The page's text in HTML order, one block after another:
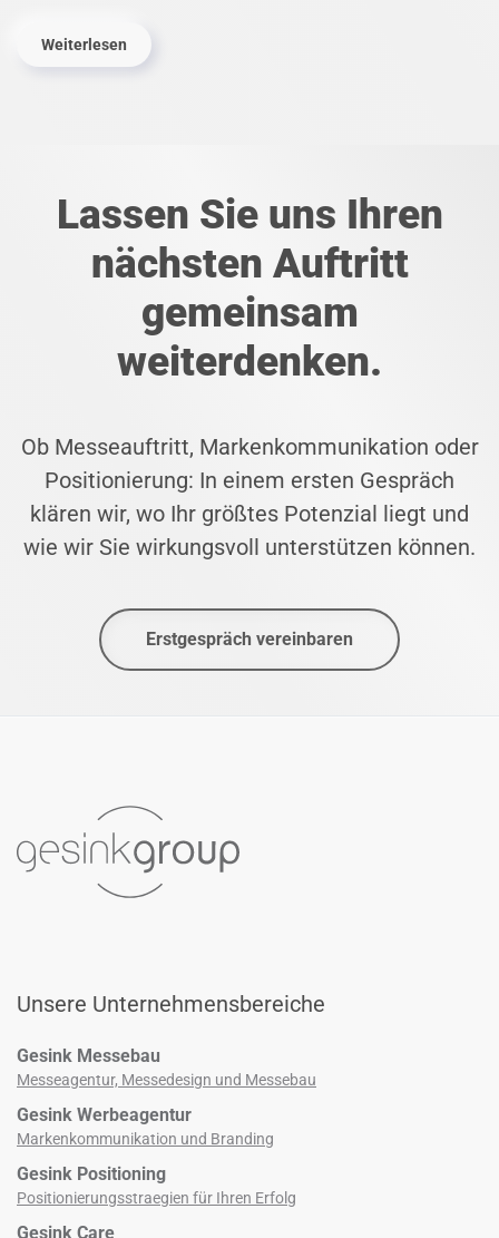
Weiterlesen
Lassen Sie uns Ihren
nächsten Auftritt
gemeinsam
weiterdenken.
Ob Messeauftritt, Markenkommunikation oder
Positionierung: In einem ersten Gespräch
klären wir, wo Ihr größtes Potenzial liegt und
wie wir Sie wirkungsvoll unterstützen können.
Erstgespräch vereinbaren
Unsere Unternehmensbereiche
Gesink Messebau
Messeagentur, Messedesign und Messebau
Gesink Werbeagentur
Markenkommunikation und Branding
Gesink Positioning
Positionierungsstraegien für Ihren Erfolg
Gesink Care